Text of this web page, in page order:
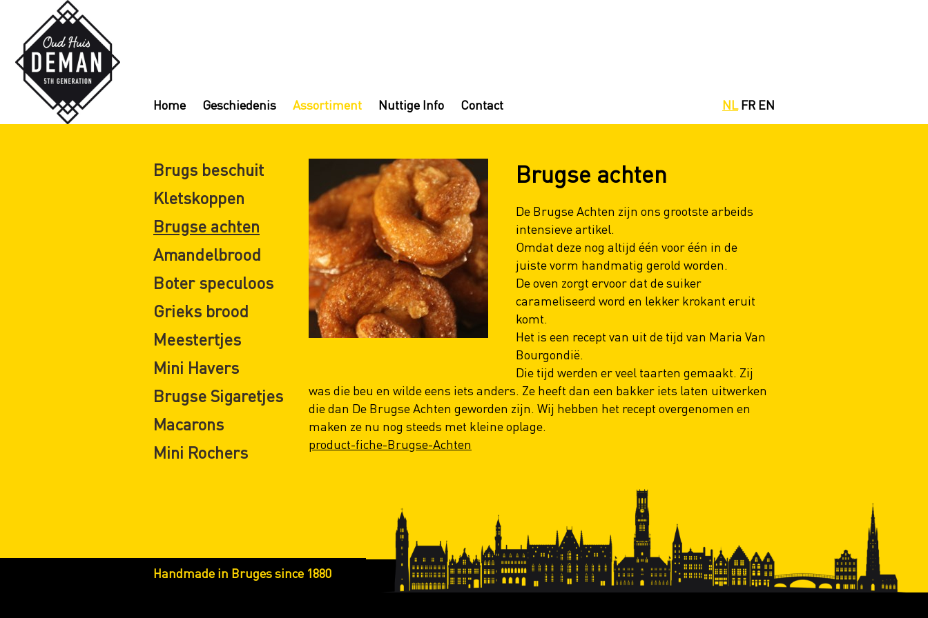
Home Geschiedenis Assortiment Nuttige Info Contact NL FR EN
Brugs beschuit
Kletskoppen
Brugse achten
Amandelbrood
Boter speculoos
Grieks brood
Meestertjes
Mini Havers
Brugse Sigaretjes
Macarons
Mini Rochers
Brugse achten
De Brugse Achten zijn ons grootste arbeids
intensieve artikel.
Omdat deze nog altijd één voor één in de
juiste vorm handmatig gerold worden.
De oven zorgt ervoor dat de suiker
carameliseerd word en lekker krokant eruit
komt.
Het is een recept van uit de tijd van Maria Van
Bourgondië.
Die tijd werden er veel taarten gemaakt. Zij
was die beu en wilde eens iets anders. Ze heeft dan een bakker iets laten uitwerken
die dan De Brugse Achten geworden zijn. Wij hebben het recept overgenomen en
maken ze nu nog steeds met kleine oplage.
product-fiche-Brugse-Achten
Handmade in Bruges since 1880